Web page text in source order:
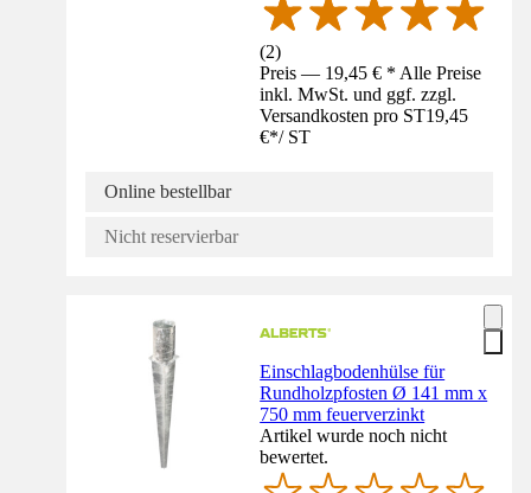
(2)
Preis — 19,45 € * Alle Preise
inkl. MwSt. und ggf. zzgl.
Versandkosten pro ST19,45
€*/ ST
Online bestellbar
Nicht reservierbar
Einschlagbodenhülse für
Rundholzpfosten Ø 141 mm x
750 mm feuerverzinkt
Artikel wurde noch nicht
bewertet.